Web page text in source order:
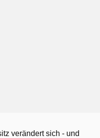
verändert sich - und